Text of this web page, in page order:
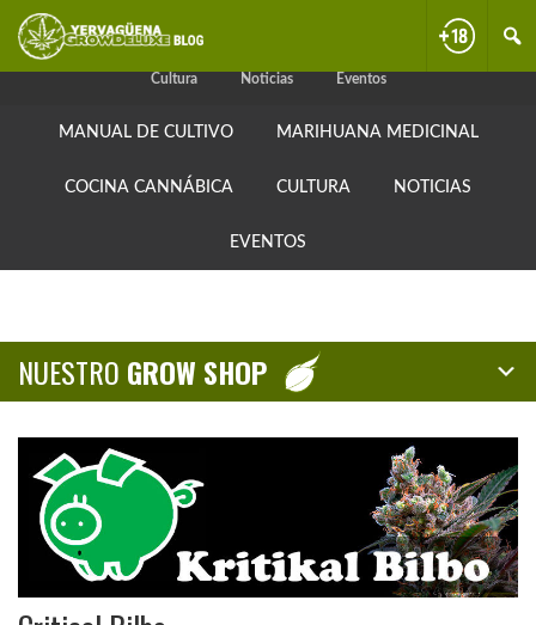
Skip
primary
Skip
content
Skip
primary
Manual de cultivo Cocina cannábica
Cultura Noticias Eventos
MANUAL DE CULTIVO MARIHUANA MEDICINAL
COCINA CANNÁBICA CULTURA NOTICIAS
EVENTOS
NUESTRO GROW SHOP